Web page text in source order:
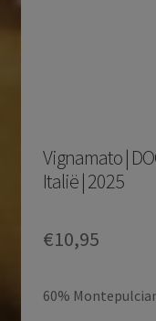
Vignamato |
Italië | 2025
€10,95
60%